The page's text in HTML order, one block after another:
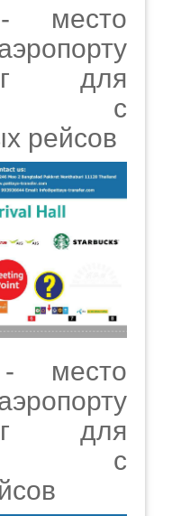
место
для
с
рейсов
место
для
с